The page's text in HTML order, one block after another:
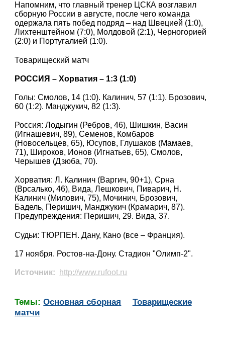
Напомним, что главный тренер ЦСКА возглавил
сборную России в августе, после чего команда
одержала пять побед подряд – над Швецией (1:0),
Лихтенштейном (7:0), Молдовой (2:1), Черногорией
(2:0) и Португалией (1:0).
Товарищеский матч
РОССИЯ – Хорватия – 1:3 (1:0)
Голы: Смолов, 14 (1:0). Калинич, 57 (1:1). Брозович,
60 (1:2). Манджукич, 82 (1:3).
Россия: Лодыгин (Ребров, 46), Шишкин, Васин
(Игнашевич, 89), Семенов, Комбаров
(Новосельцев, 65), Юсупов, Глушаков (Мамаев,
71), Широков, Ионов (Игнатьев, 65), Смолов,
Черышев (Дзюба, 70).
Хорватия: Л. Калинич (Варгич, 90+1), Срна
(Врсалько, 46), Вида, Лешкович, Пиварич, Н.
Калинич (Милович, 75), Мочинич, Брозович,
Бадель, Перишич, Манджукич (Крамарич, 87).
Предупреждения: Перишич, 29. Вида, 37.
Судьи: ТЮРПЕН. Дану, Кано (все – Франция).
17 ноября. Ростов-на-Дону. Стадион "Олимп-2".
Источник: http://www.rufoot.ru
Темы:Основная сборная
Товарищеские
матчи